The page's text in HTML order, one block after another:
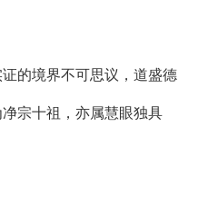
的境界不可思议，道盛德
宗十祖，亦属慧眼独具